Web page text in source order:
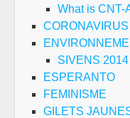
What is CNT-
CORONAVIRUS
SIVENS 2014
ESPERANTO
FEMINISME
GILETS